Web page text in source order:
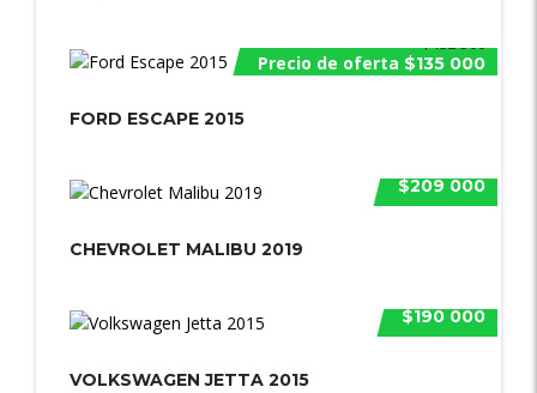
$152 500
Precio de oferta $135 000
FORD ESCAPE 2015
$209 000
CHEVROLET MALIBU 2019
$190 000
VOLKSWAGEN JETTA 2015